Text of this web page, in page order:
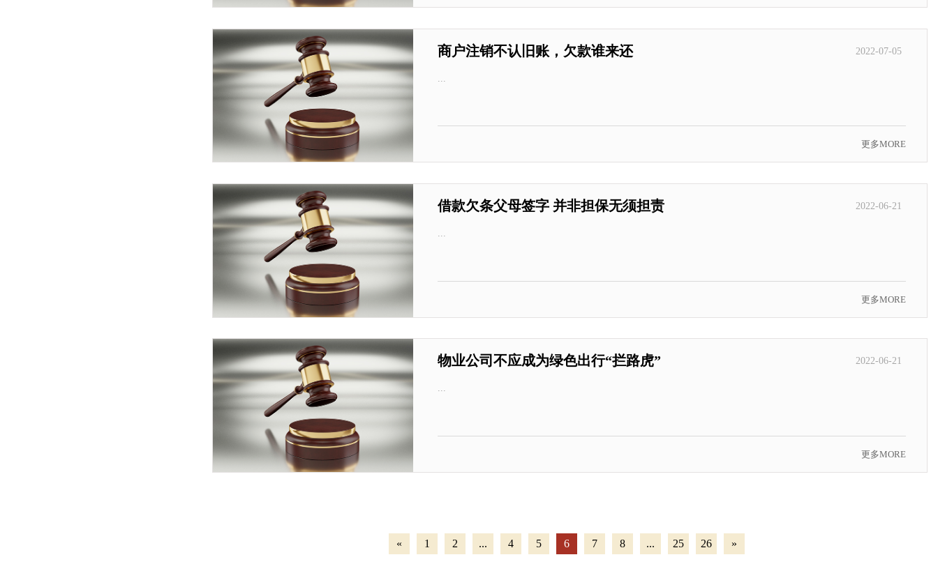
商户注销不认旧账，欠款谁来还 2022-07-05
更多MORE
借款欠条父母签字 并非担保无须担责 2022-06-21
...
更多MORE
物业公司不应成为绿色出行“拦路虎” 2022-06-21
...
更多MORE
« 1 2 ... 4 5 6 7 8 ... 25 26 »